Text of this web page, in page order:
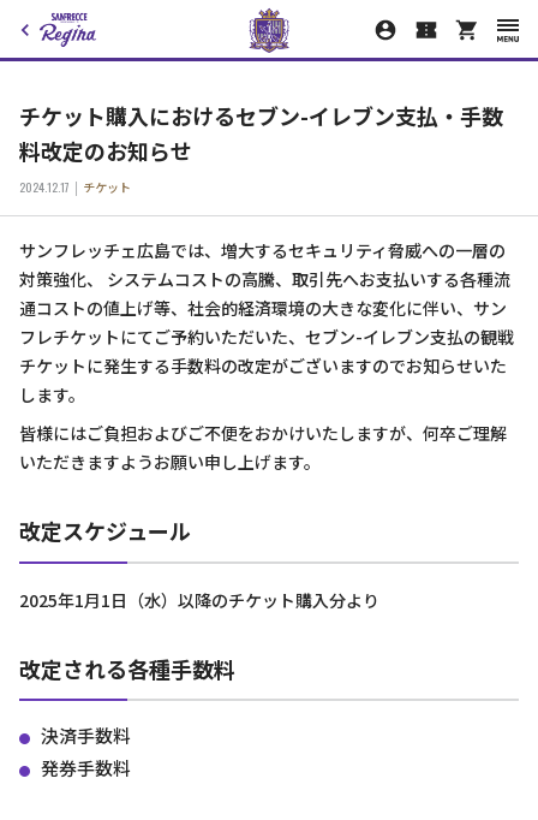
チケット購入におけるセブン-イレブン支払・手数
料改定のお知らせ
2024.12.17 チケット
サンフレッチェ広島では、増大するセキュリティ脅威への一層の
対策強化、 システムコストの高騰、取引先へお支払いする各種流
通コストの値上げ等、社会的経済環境の大きな変化に伴い、サン
フレチケットにてご予約いただいた、セブン-イレブン支払の観戦
チケットに発生する手数料の改定がございますのでお知らせいた
します。
皆様にはご負担およびご不便をおかけいたしますが、何卒ご理解
いただきますようお願い申し上げます。
改定スケジュール
2025年1月1日（水）以降のチケット購入分より
改定される各種手数料
決済手数料
発券手数料